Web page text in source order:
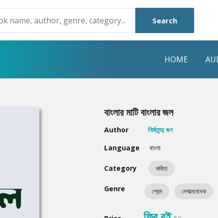
Search
HOME
Humayun Ahmed
Mouri Morium
Hot & New
বাংলার মাটি বাংলার জল
Author
নির্মলেন্দু গুণ
Language
বাংলা
Category কবিতা
Genre প্রেম দেশাত্মবোধক